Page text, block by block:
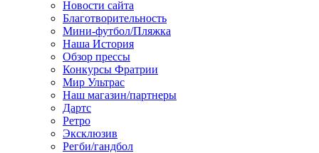
Новости сайта
Благотворительность
Мини-футбол/Пляжка
Наша История
Обзор прессы
Конкурсы Фратрии
Мир Ультрас
Наш магазин/партнеры
Дартс
Ретро
Эксклюзив
Регби/гандбол